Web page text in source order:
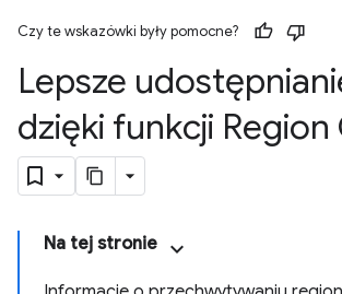
Czy te wskazówki były pomocne?
Lepsze
dzięki funkcji
Na tej stronie